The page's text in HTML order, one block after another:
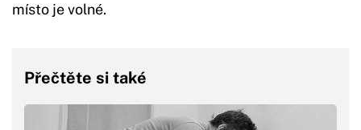
místo je volné.
Přečtěte si také